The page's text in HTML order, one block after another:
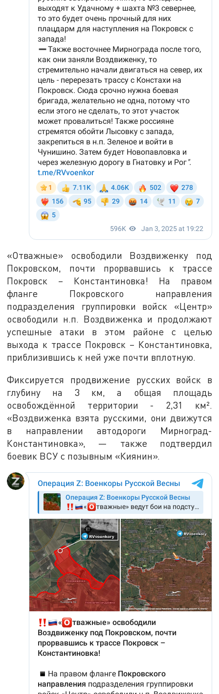
«Отважные» освободили Воздвиженку под
Покровском, почти прорвавшись к трассе
Покровск – Константиновка! На правом
фланге Покровского направления
подразделения группировки войск «Центр»
освободили н.п. Воздвиженка и продолжают
успешные атаки в этом районе с целью
выхода к трассе Покровск – Константиновка,
приблизившись к ней уже почти вплотную.
Фиксируется продвижение русских войск в
глубину на 3 км, а общая площадь
освобождённой территории - 2,31 км².
«Воздвиженка взята русскими, они движутся
в направлении автодороги Мирноград-
Константиновка», — также подтвердил
боевик ВСУ с позывным «Киянин».